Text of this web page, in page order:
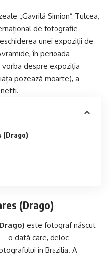
„Gavrilă Simion” Tulcea,
de fotografie
unei expoziții de
în perioada
despre expoziția
pozează moarte), a
(Drago)
(Drago)
este fotograf născut
— o dată care, deloc
în Brazilia. A